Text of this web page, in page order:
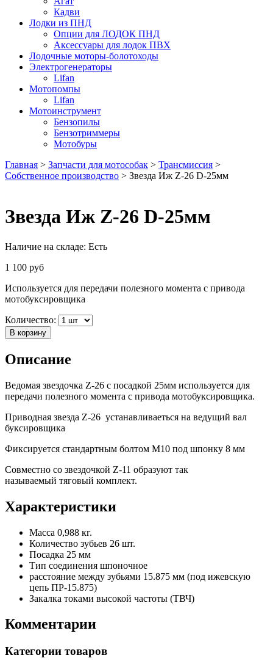
Кадви
Лодки из ПНД
Опции для ЛОДОК ПНД
Аксессуары для лодок ПВХ
Лодочные моторы-болотоходы
Электрогенераторы
Lifan
Мотопомпы
Lifan
Мотоинструмент
Бензопилы
Бензотриммеры
Мотобуры
Главная > Запчасти для мотособак > Трансмиссия >
Собственное производство > Звезда Иж Z-26 D-25мм
Звезда Иж Z-26 D-25мм
Наличие на складе: Есть
1 100 руб
Используется для передачи полезного момента с привода
мотобуксировщика
Количество:
В корзину
Описание
Ведомая звездочка Z-26 с посадкой 25мм используется для
передачи полезного момента с привода мотобуксировщика.
Приводная звезда Z-26 устанавливаеться на ведущий вал
буксировщика
Фиксируется стандартным болтом M10 под шпонку 8 мм
Совместно со звездочкой Z-11 образуют так
называемый тяговый комплект.
Характеристики
Масса 0,988 кг.
Количество зубьев 26 шт.
Посадка 25 мм
Тип соединения шпоночное
расстояние между зубьями 15.875 мм (под ижевскую
цепь ПР-15.875)
Закалка токами высокой частоты (ТВЧ)
Комментарии
Категории товаров